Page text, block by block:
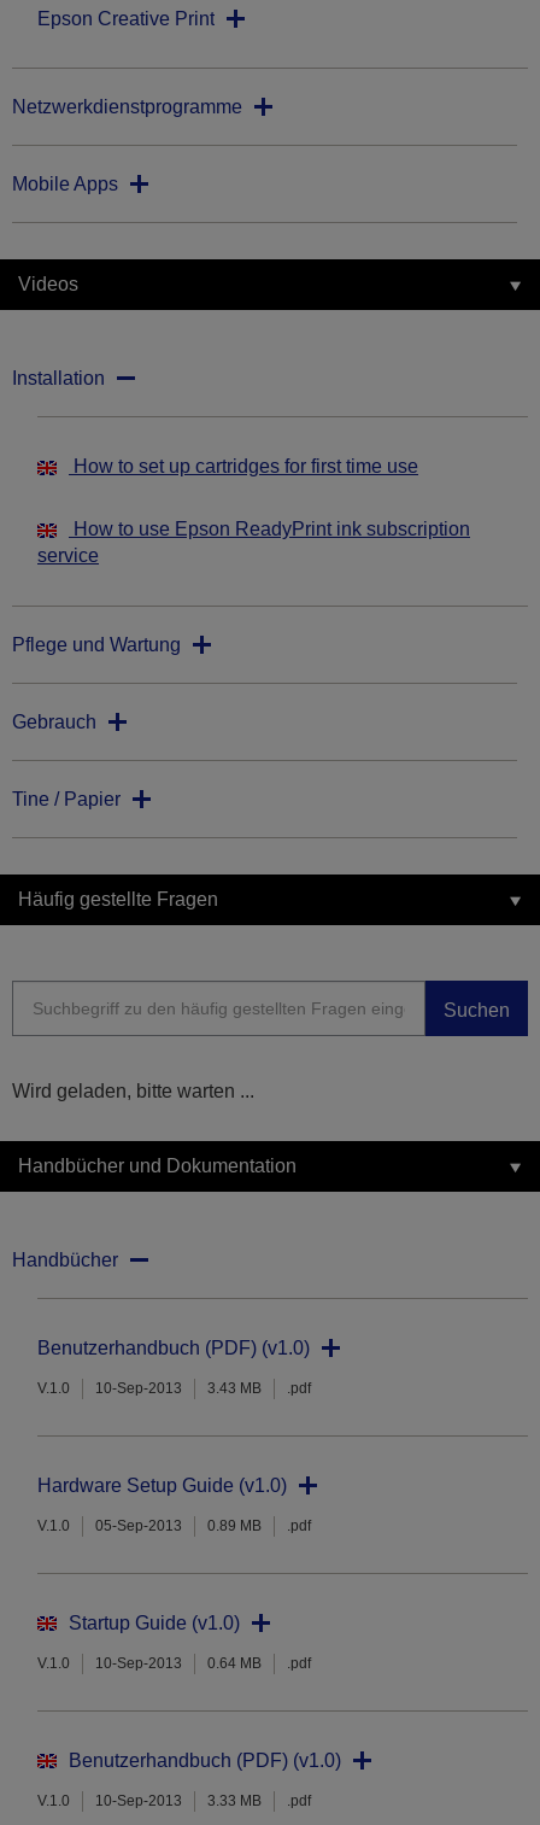
Epson Creative Print
Netzwerkdienstprogramme
Mobile Apps
Videos
Installation
How to set up cartridges for first time use
How to use Epson ReadyPrint ink subscription
service
Pflege und Wartung
Gebrauch
Tine / Papier
Häufig gestellte Fragen
Suchen
Wird geladen, bitte warten ...
Handbücher und Dokumentation
Handbücher
Benutzerhandbuch (PDF) (v1.0)
V.1.0 10-Sep-2013 3.43 MB .pdf
Hardware Setup Guide (v1.0)
V.1.0 05-Sep-2013 0.89 MB .pdf
Startup Guide (v1.0)
V.1.0 10-Sep-2013 0.64 MB .pdf
Benutzerhandbuch (PDF) (v1.0)
V.1.0 10-Sep-2013 3.33 MB .pdf